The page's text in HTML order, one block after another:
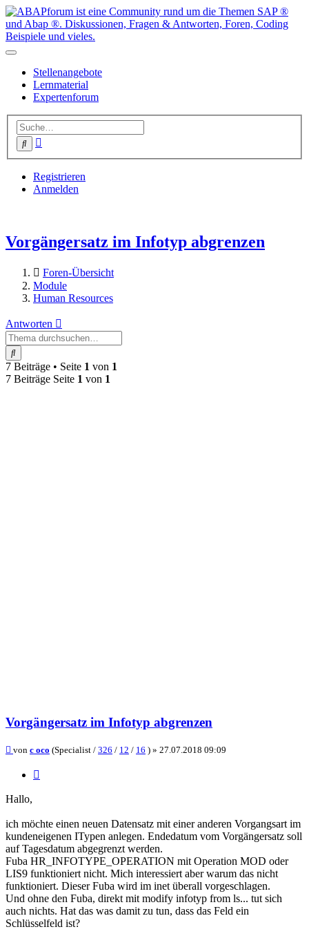
Stellenangebote
Lernmaterial
Expertenforum
Suche
Registrieren
Anmelden
Vorgängersatz im Infotyp abgrenzen
Foren-Übersicht
Module
Human Resources
Antworten
Suche
7 Beiträge • Seite 1 von 1
7 Beiträge Seite 1 von 1
Vorgängersatz im Infotyp abgrenzen
Beitrag
von c oco (Specialist / 326 / 12 / 16 ) » 27.07.2018 09:09
Hallo,
ich möchte einen neuen Datensatz mit einer anderen Vorgangsart im
kundeneigenen ITypen anlegen. Endedatum vom Vorgängersatz soll
auf Tagesdatum abgegrenzt werden.
Fuba HR_INFOTYPE_OPERATION mit Operation MOD oder
LIS9 funktioniert nicht. Mich interessiert aber warum das nicht
funktioniert. Dieser Fuba wird im inet überall vorgeschlagen.
Und ohne den Fuba, direkt mit modify infotyp from ls... tut sich
auch nichts. Hat das was damit zu tun, dass das Feld ein
Schlüsselfeld ist?